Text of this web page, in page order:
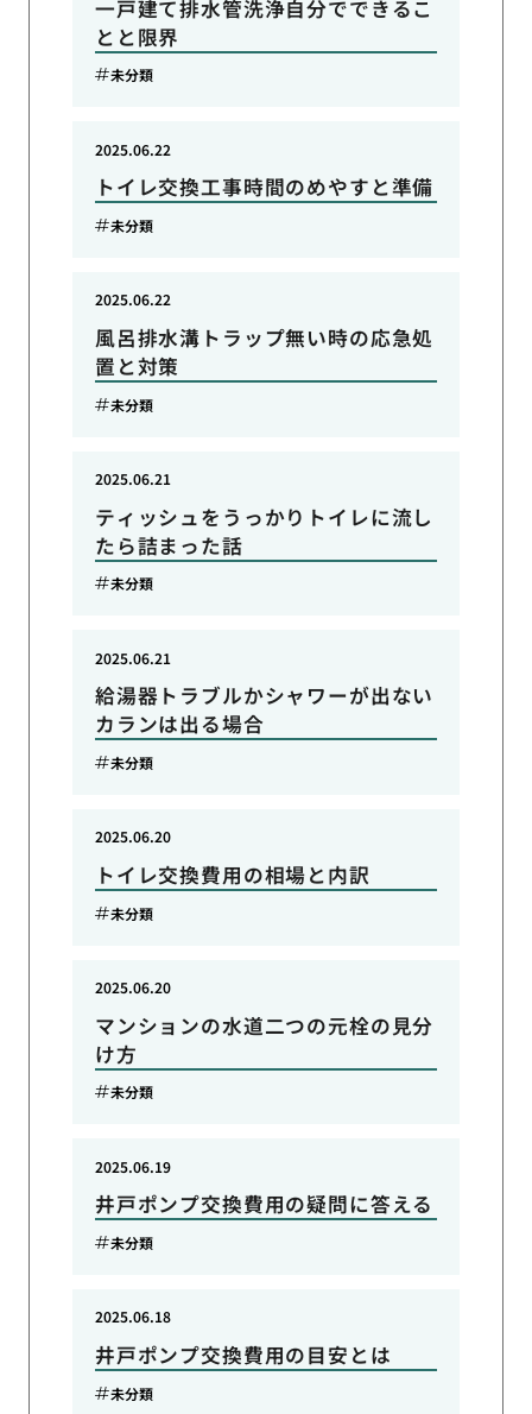
一戸建て排水管洗浄自分でできるこ
とと限界
未分類
トイレ交換工事時間のめやすと準備
2025.06.22
未分類
風呂排水溝トラップ無い時の応急処
置と対策
2025.06.22
未分類
ティッシュをうっかりトイレに流し
たら詰まった話
2025.06.21
未分類
給湯器トラブルかシャワーが出ない
カランは出る場合
2025.06.21
未分類
トイレ交換費用の相場と内訳
2025.06.20
未分類
マンションの水道二つの元栓の見分
け方
2025.06.20
未分類
井戸ポンプ交換費用の疑問に答える
2025.06.19
未分類
井戸ポンプ交換費用の目安とは
2025.06.18
未分類